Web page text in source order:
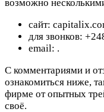
возможно
сайт:
для звонков:
email: .
С комментариями и
ознакомиться ниже,
фирме от опытных
своё.